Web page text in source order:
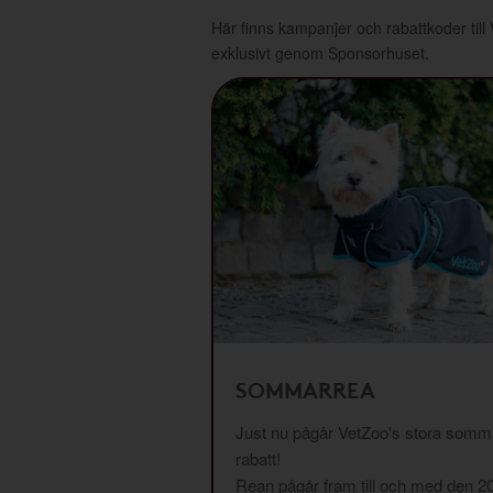
Här finns kampanjer och rabattkoder till
exklusivt genom Sponsorhuset.
SOMMARREA
Just nu pågår VetZoo's stora
rabatt!
Rean pågår fram till och med den